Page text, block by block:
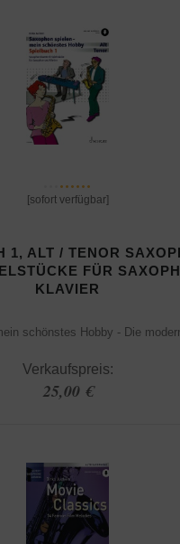
[sofort verfügbar]
1, ALT / TENOR
FÜR
KLAVIER
schönstes Hobby - Die
Verkaufspreis:
25,00 €